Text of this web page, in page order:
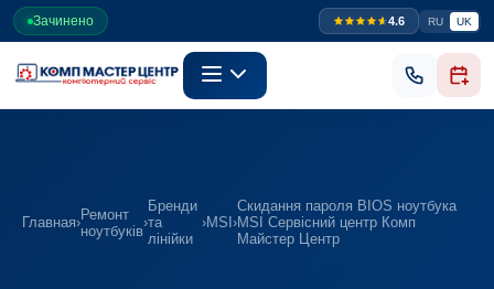
Зачинено 4.6 RU UK
Главная›Ремонт
ноутбуків›
Бренди
та
лінійки
›MSI›
Скидання пароля BIOS ноутбука
MSI Сервісний центр Комп
Майстер Центр